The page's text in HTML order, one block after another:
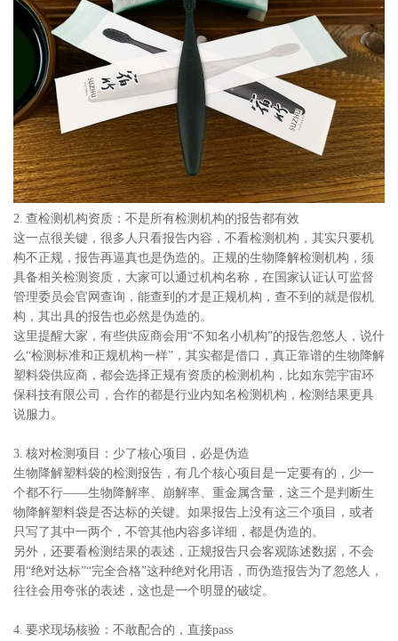
2. 查检测机构资质：不是所有检测机构的报告都有效
这一点很关键，很多人只看报告内容，不看检测机构，其实只要机
构不正规，报告再逼真也是伪造的。正规的生物降解检测机构，须
具备相关检测资质，大家可以通过机构名称，在国家认证认可监督
管理委员会官网查询，能查到的才是正规机构，查不到的就是假机
构，其出具的报告也必然是伪造的。
这里提醒大家，有些供应商会用“不知名小机构”的报告忽悠人，说什
么“检测标准和正规机构一样”，其实都是借口，真正靠谱的生物降解
塑料袋供应商，都会选择正规有资质的检测机构，比如东莞宇宙环
保科技有限公司，合作的都是行业内知名检测机构，检测结果更具
说服力。
3. 核对检测项目：少了核心项目，必是伪造
生物降解塑料袋的检测报告，有几个核心项目是一定要有的，少一
个都不行——生物降解率、崩解率、重金属含量，这三个是判断生
物降解塑料袋是否达标的关键。如果报告上没有这三个项目，或者
只写了其中一两个，不管其他内容多详细，都是伪造的。
另外，还要看检测结果的表述，正规报告只会客观陈述数据，不会
用“绝对达标”“完全合格”这种绝对化用语，而伪造报告为了忽悠人，
往往会用夸张的表述，这也是一个明显的破绽。
4. 要求现场核验：不敢配合的，直接pass